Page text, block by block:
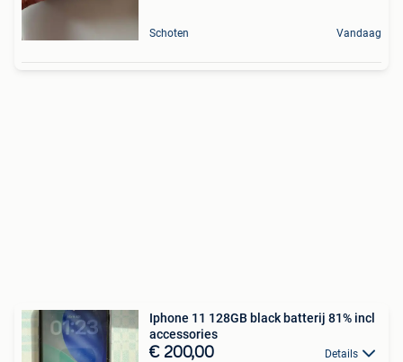
Schoten Vandaag
Iphone 11 128GB black batterij 81% incl
accessories
€ 200,00 Details